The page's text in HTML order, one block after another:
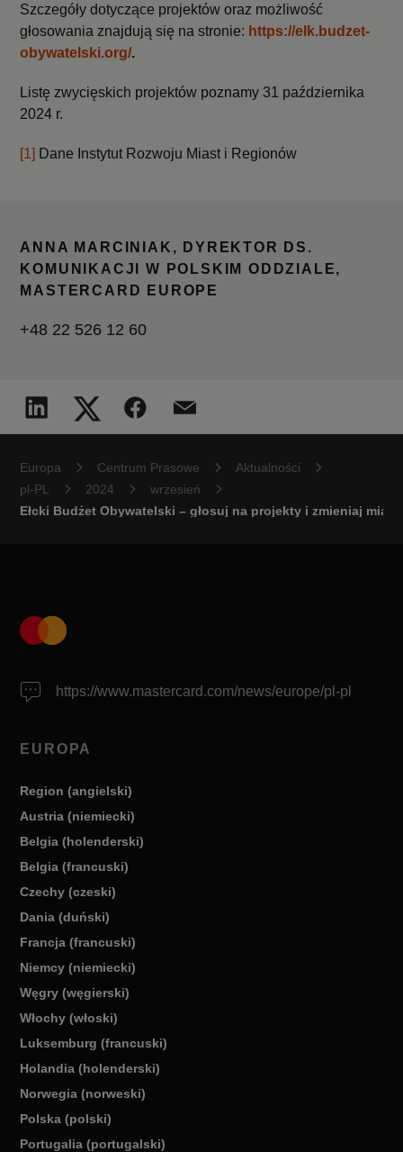
Szczegóły dotyczące projektów oraz możliwość
głosowania znajdują się na stronie: https://elk.budzet-
obywatelski.org/.
Listę zwycięskich projektów poznamy 31 października
2024 r.
[1] Dane Instytut Rozwoju Miast i Regionów
ANNA MARCINIAK, DYREKTOR DS.
KOMUNIKACJI W POLSKIM ODDZIALE,
MASTERCARD EUROPE
+48 22 526 12 60
Europa Centrum Prasowe
Aktualności
pl-PL
2024
wrzesień
Ełcki Budżet Obywatelski – głosuj na projekty i zmieniaj
https://www.mastercard.com/news/europe/pl-pl
EUROPA
Region (angielski)
Austria (niemiecki)
Belgia (holenderski)
Belgia (francuski)
Czechy (czeski)
Dania (duński)
Francja (francuski)
Niemcy (niemiecki)
Węgry (węgierski)
Włochy (włoski)
Luksemburg (francuski)
Holandia (holenderski)
Norwegia (norweski)
Polska (polski)
Portugalia (portugalski)